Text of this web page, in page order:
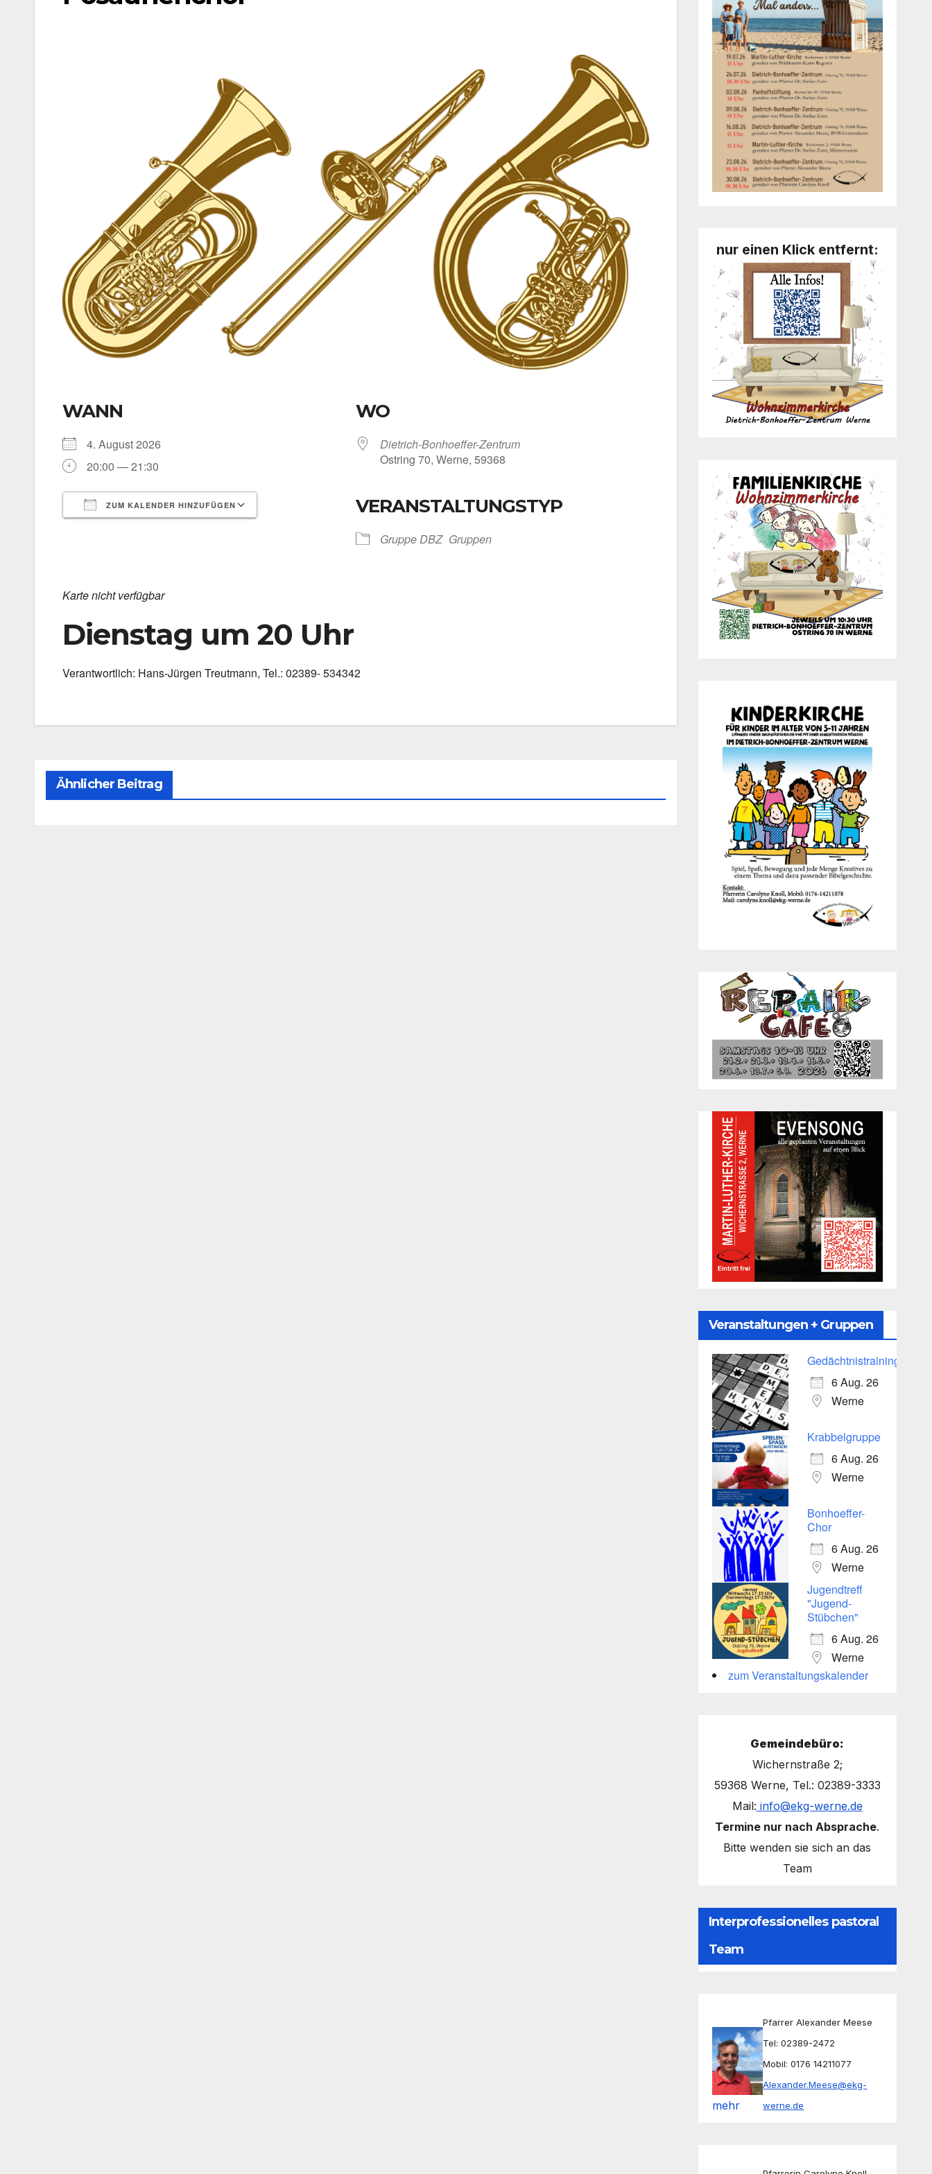
WANN
4. August 2026
20:00 — 21:30
ZUM KALENDER HINZUFÜGEN
Out­look Live
WO
Dietrich-Bonhoeffer-Zentrum
Ost­ring 70, Wer­ne, 59368
VERANSTALTUNGSTYP
Grup­pe DBZ Grup­pen
Kar­te nicht ver­füg­bar
Dienstag um 20 Uhr
Ver­ant­wort­lich: Hans-Jürgen Treut­mann, Tel.: 02389- 534342
Ähnlicher Beitrag
nur einen Klick entfernt:
Veranstaltungen + Gruppen
Gedächtnistraining
6 Aug. 26
Werne
Krabbelgruppe
6 Aug. 26
Werne
Bonhoeffer-
Chor
6 Aug. 26
Werne
Jugendtreff
"Jugend-
Stübchen"
6 Aug. 26
Werne
zum Veranstaltungskalender
Gemeindebüro:
Wichernstraße 2;
59368 Werne, Tel.: 02389-3333
Mail: info@ekg-werne.de
Termine nur nach Absprache.
Bitte wenden sie sich an das
Team
Interprofessionelles pastoral
Team
mehr
Pfarrer Alexander Meese
Tel: 02389-2472
Mobil: 0176 14211077
Alexander.Meese@ekg-
werne.de